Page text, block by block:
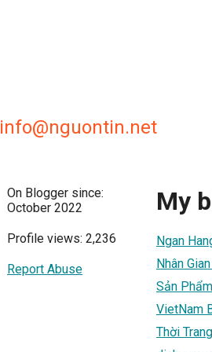
info@nguontin.net
On Blogger since:
October 2022
Profile views: 2,236
Report Abuse
My
Ngan
Nhân
Sản
VietNam
Thời Trang